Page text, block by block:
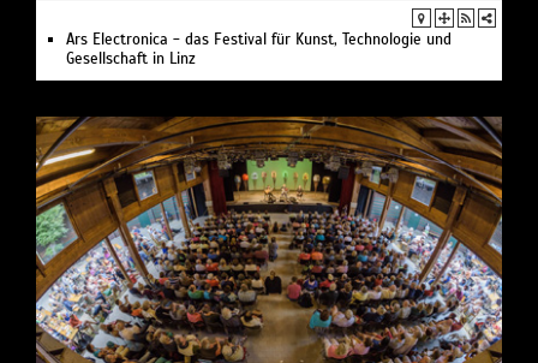
Ars Electronica - das Festival für Kunst, Technologie und
Gesellschaft in Linz